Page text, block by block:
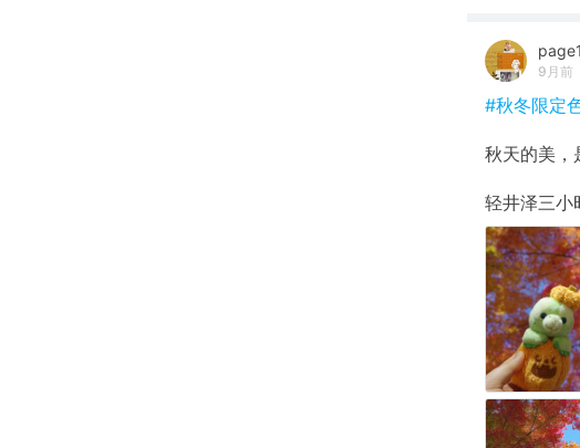
9月前
#秋冬限定
秋天的美，
轻井泽三小